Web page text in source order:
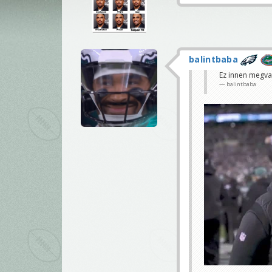
balintbaba
Ez innen
balintbaba